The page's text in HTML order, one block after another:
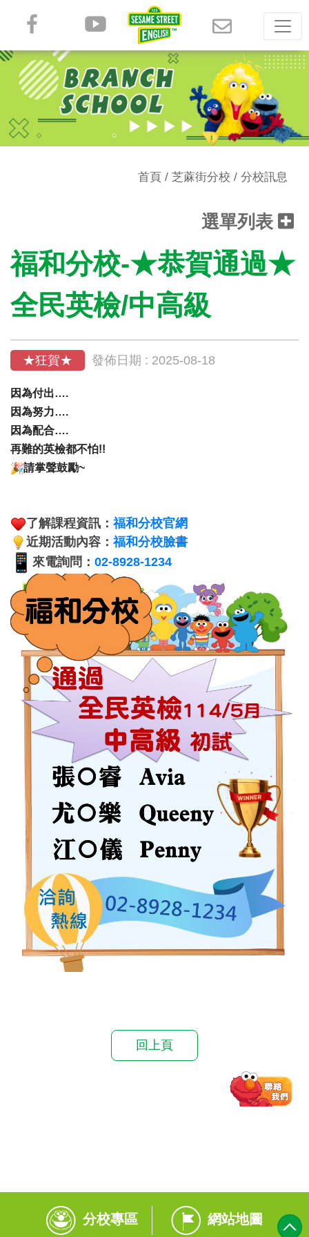
首頁 / 芝蔴街分校 / 分校訊息
選單列表
福和分校-★恭賀通過★
全民英檢/中高級
★狂賀★ 發佈日期 : 2025-08-18
因為付出….
因為努力….
因為配合….
再難的英檢都不怕!!
請掌聲鼓勵~
了解課程資訊： 福和分校官網
近期活動內容： 福和分校臉書
來電詢問： 02-8928-1234
回上頁
分校專區 網站地圖